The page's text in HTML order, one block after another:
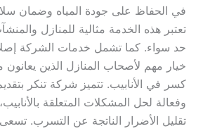
في الحفاظ على جودة المياه وضمان
تعتبر هذه الخدمة مثالية للمنازل
حد سواء. كما تشمل خدمات الشركة
خيار مهم لأصحاب المنازل الذين
كسر في الأنابيب. تتميز شركة تنكر
وفعالة لحل المشكلات المتعلقة
تقليل الأضرار الناتجة عن التسرب.